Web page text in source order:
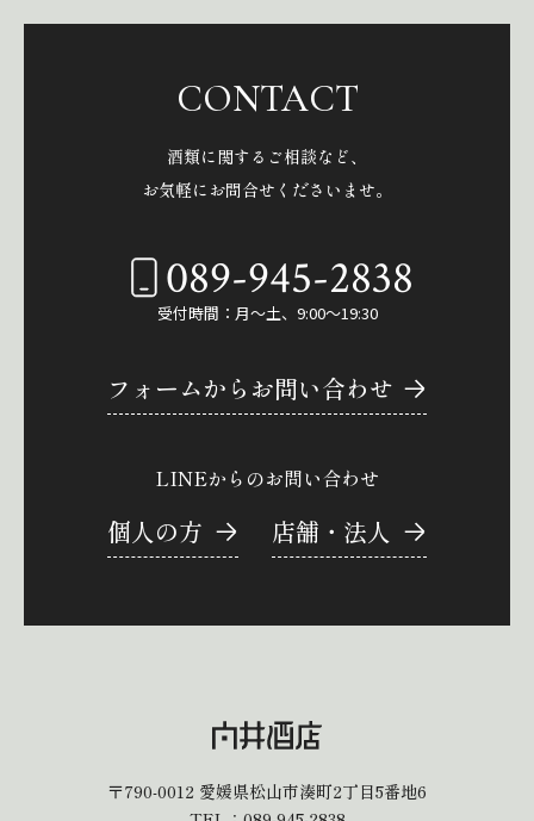
CONTACT
酒類に関するご相談など、
お気軽にお問合せくださいませ。
089-945-2838
受付時間：月～土、9:00～19:30
フォームからお問い合わせ
LINEからのお問い合わせ
個人の方 店舗・法人
〒790-0012 愛媛県松山市湊町2丁目5番地6